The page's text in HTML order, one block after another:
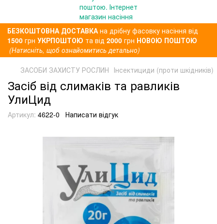
БЕЗКОШТОВНА ДОСТАВКАна дрібну фасовку насіння від
1500 грн УКРПОШТОЮ та від 2000 грн НОВОЮ ПОШТОЮ
(Натисніть, щоб ознайомитись детально)
ЗАСОБИ ЗАХИСТУ РОСЛИН Інсектициди (проти шкідників)
Засіб від слимаків та равликів
УлиЦид
Артикул: 4622-0 Написати відгук